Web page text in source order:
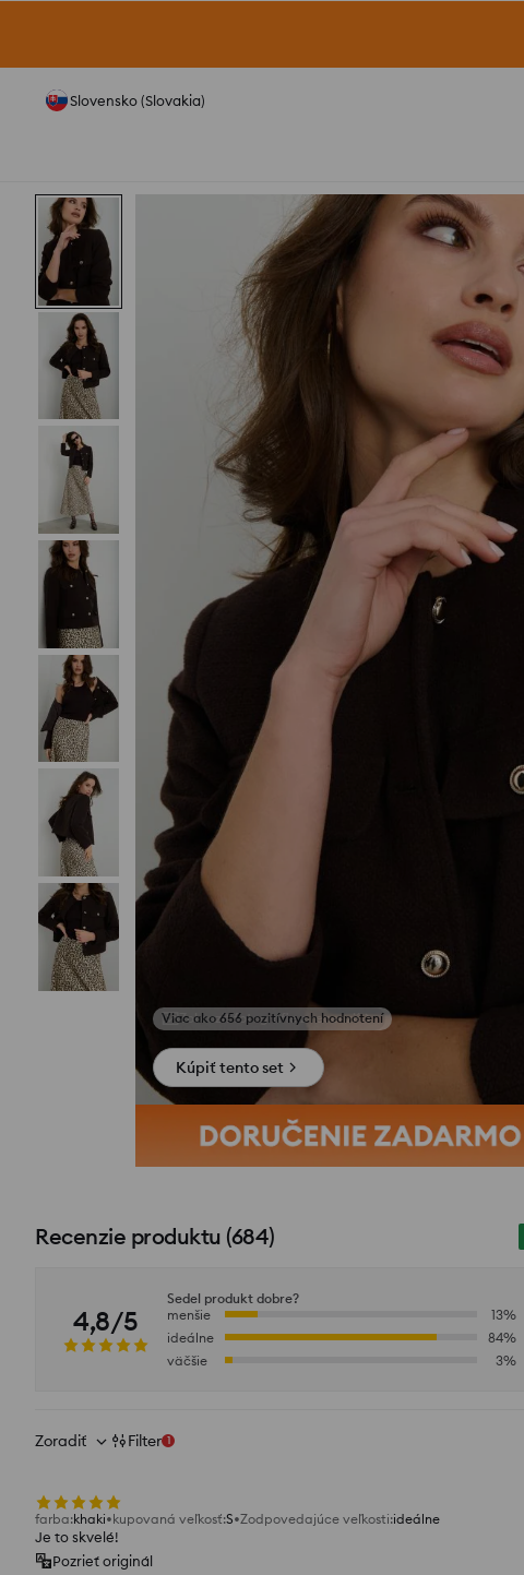
Slovensko (Slovakia)
Zobraziť fotografie z recenzií
Kúpiť tento set
Recenzie produktu (684)
4,8/5
Sedel produkt dobre?
menšie
13%
ideálne
84%
väčšie
3%
Zoradiť Filter 1
farba:khaki kupovaná veľkosť:S Zodpovedajúce veľkosti:ideálne
Je to skvelé!
Pozrieť originál